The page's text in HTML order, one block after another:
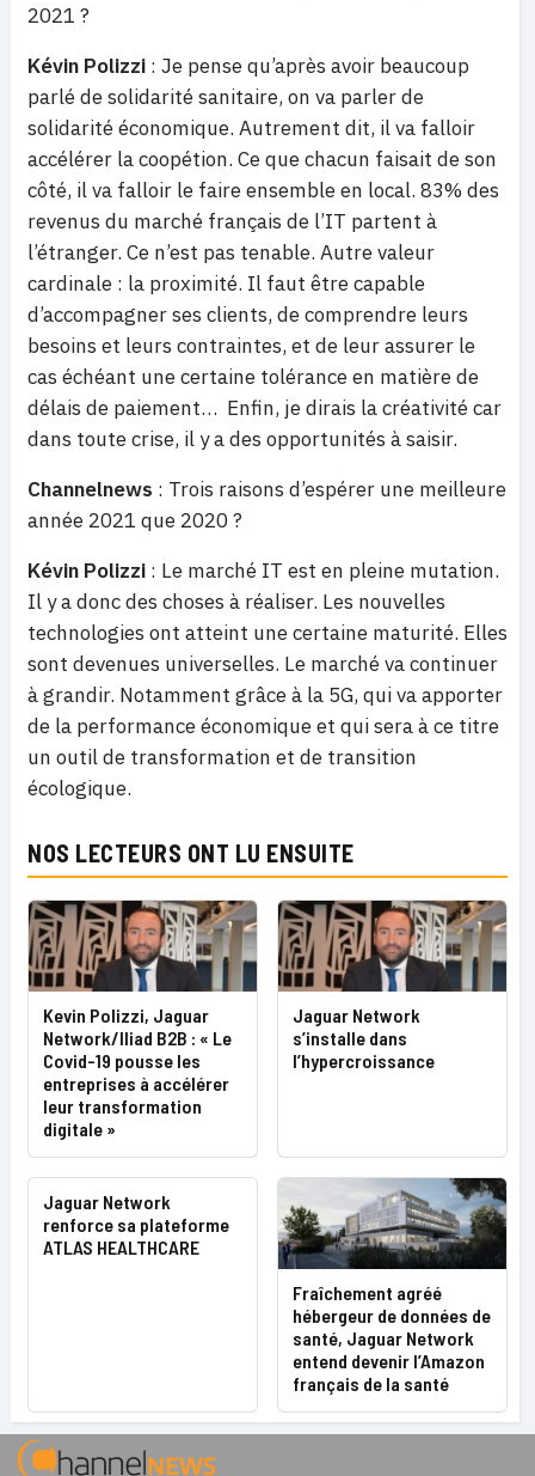
2021 ?
Kévin Polizzi : Je pense qu’après avoir beaucoup
parlé de solidarité sanitaire, on va parler de
solidarité économique. Autrement dit, il va falloir
accélérer la coopétion. Ce que chacun faisait de son
côté, il va falloir le faire ensemble en local. 83% des
revenus du marché français de l’IT partent à
l’étranger. Ce n’est pas tenable. Autre valeur
cardinale : la proximité. Il faut être capable
d’accompagner ses clients, de comprendre leurs
besoins et leurs contraintes, et de leur assurer le
cas échéant une certaine tolérance en matière de
délais de paiement… Enfin, je dirais la créativité car
dans toute crise, il y a des opportunités à saisir.
Channelnews : Trois raisons d’espérer une meilleure
année 2021 que 2020 ?
Kévin Polizzi : Le marché IT est en pleine mutation.
Il y a donc des choses à réaliser. Les nouvelles
technologies ont atteint une certaine maturité. Elles
sont devenues universelles. Le marché va continuer
à grandir. Notamment grâce à la 5G, qui va apporter
de la performance économique et qui sera à ce titre
un outil de transformation et de transition
écologique.
NOS LECTEURS ONT LU ENSUITE
Kevin Polizzi, Jaguar
Network/Iliad B2B : « Le
Covid-19 pousse les
entreprises à accélérer
leur transformation
digitale »
Jaguar Network
s’installe dans
l’hypercroissance
Jaguar Network
renforce sa plateforme
ATLAS HEALTHCARE
Fraîchement agréé
hébergeur de données de
santé, Jaguar Network
entend devenir l’Amazon
français de la santé